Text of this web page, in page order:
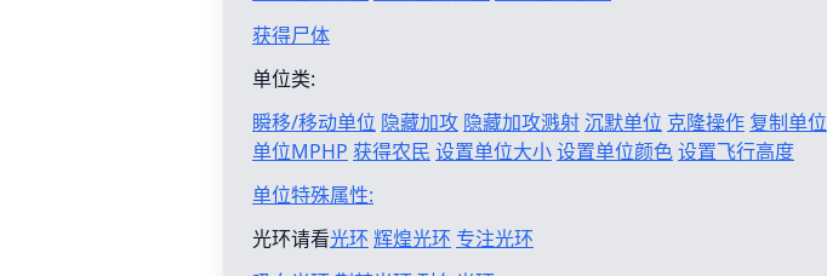
获得尸体
单位类:
瞬移/移动单位 隐藏加攻 隐藏加攻溅射沉默单位 克隆操作 复制单位
单位MPHP 获得农民 设置单位大小设置单位颜色设置飞行高度
单位特殊属性:
光环请看光环 辉煌光环 专注光环